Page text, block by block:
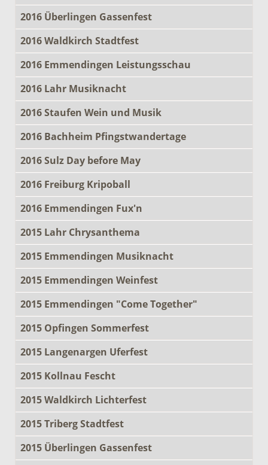
2016 Überlingen Gassenfest
2016 Waldkirch Stadtfest
2016 Emmendingen Leistungsschau
2016 Lahr Musiknacht
2016 Staufen Wein und Musik
2016 Bachheim Pfingstwandertage
2016 Sulz Day before May
2016 Freiburg Kripoball
2016 Emmendingen Fux'n
2015 Lahr Chrysanthema
2015 Emmendingen Musiknacht
2015 Emmendingen Weinfest
2015 Emmendingen "Come Together"
2015 Opfingen Sommerfest
2015 Langenargen Uferfest
2015 Kollnau Fescht
2015 Waldkirch Lichterfest
2015 Triberg Stadtfest
2015 Überlingen Gassenfest